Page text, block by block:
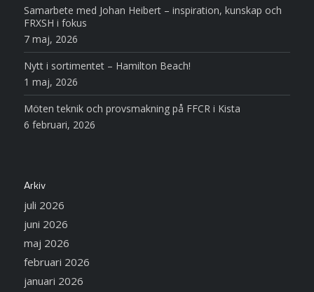
Samarbete med Johan Heibert – inspiration, kunskap och
FRXSH i fokus
7 maj, 2026
Nytt i sortimentet – Hamilton Beach!
1 maj, 2026
Möten teknik och provsmakning på FFCR i Kista
6 februari, 2026
Arkiv
juli 2026
juni 2026
maj 2026
februari 2026
januari 2026